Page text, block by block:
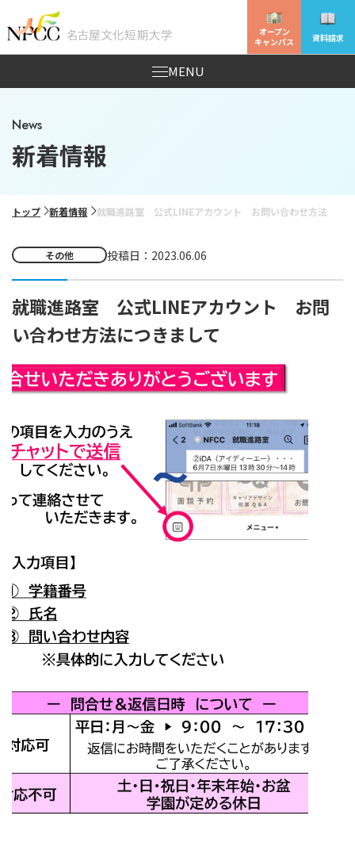
オープン
キャンパス
資料請求
MENU
News
新着情報
トップ 新着情報 就職進路室 公式LINEアカウント お問い合わせ方法につ
その他 投稿日：2023.06.06
就職進路室 公式LINEアカウント お問
い合わせ方法につきまして